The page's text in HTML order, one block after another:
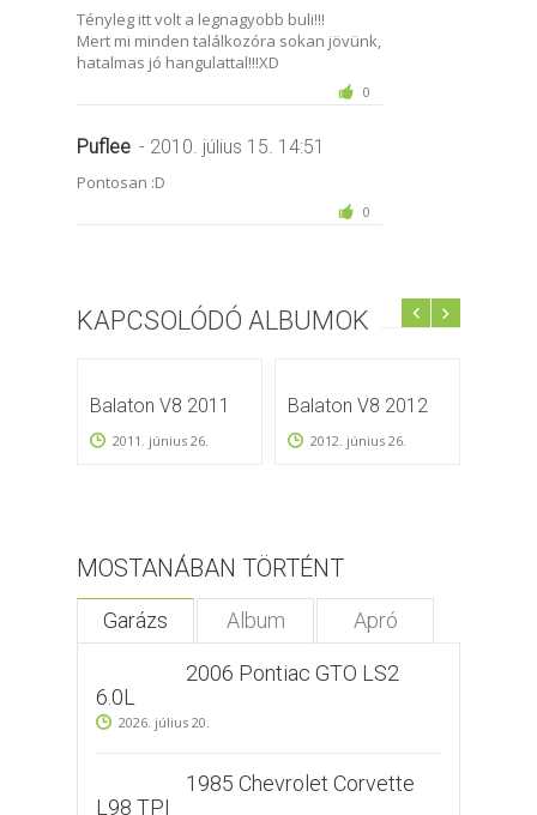
Tényleg itt volt a legnagyobb buli!!!
Mert mi minden találkozóra sokan jövünk,
hatalmas jó hangulattal!!!XD
0
Puflee - 2010. július 15. 14:51
Pontosan :D
0
KAPCSOLÓDÓ ALBUMOK
Balaton V8 2011
2011. június 26.
Balaton V8 2012
2012. június 26.
MOSTANÁBAN TÖRTÉNT
Garázs Album Apró
2006 Pontiac GTO LS2
6.0L
2026. július 20.
1985 Chevrolet Corvette
L98 TPI